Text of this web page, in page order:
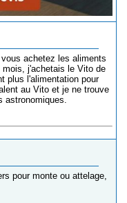
achetez les aliments
j'achetais le Vito de
plus l'alimentation pour
au Vito et je ne trouve
astronomiques.
pour monte ou attelage,